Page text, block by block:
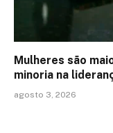
Mulheres são
minoria na
agosto 3, 2026